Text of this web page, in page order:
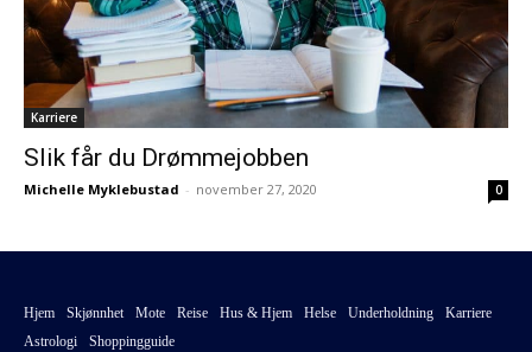
Karriere
Slik får du Drømmejobben
Michelle Myklebustad - november 27, 2020 0
Hjem Skjønnhet Mote Reise Hus & Hjem Helse Underholdning
Karriere
Astrologi
Shoppingguide